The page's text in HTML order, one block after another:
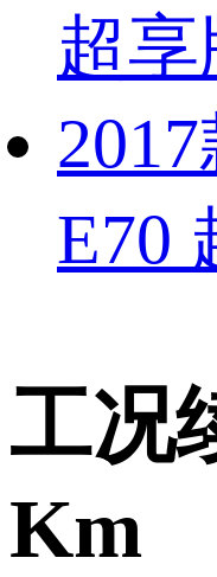
超享
E70
工况
Km